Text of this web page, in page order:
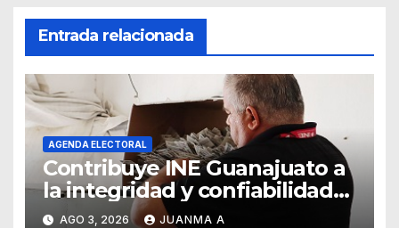
Entrada relacionada
AGENDA ELECTORAL
Contribuye INE Guanajuato a
la integridad y confiabilidad
del Padrón Electoral
AGO 3, 2026 JUANMA A